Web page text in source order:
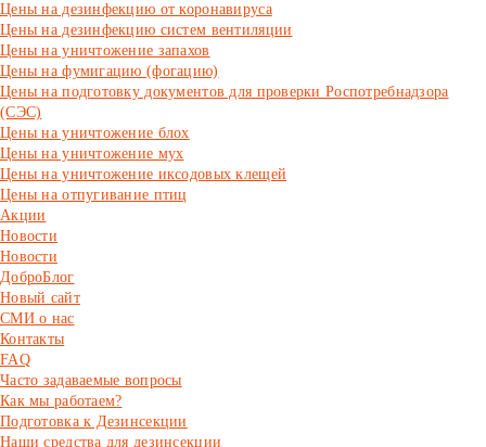
Цены на дезинфекцию от коронавируса
Цены на дезинфекцию систем вентиляции
Цены на уничтожение запахов
Цены на фумигацию (фогацию)
Цены на подготовку документов для проверки Роспотребнадзора
(СЭС)
Цены на уничтожение блох
Цены на уничтожение мух
Цены на уничтожение иксодовых клещей
Цены на отпугивание птиц
Акции
Новости
Новости
ДоброБлог
Новый сайт
СМИ о нас
Контакты
FAQ
Часто задаваемые вопросы
Как мы работаем?
Подготовка к Дезинсекции
Наши средства для дезинсекции